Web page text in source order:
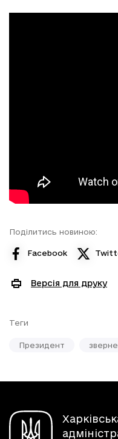
Поділитись новиною:
Facebook
Версія для друку
Теги
Президент